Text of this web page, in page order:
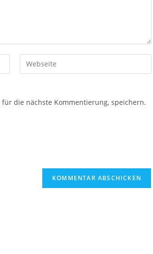
die nächste Kommentierung, speichern.